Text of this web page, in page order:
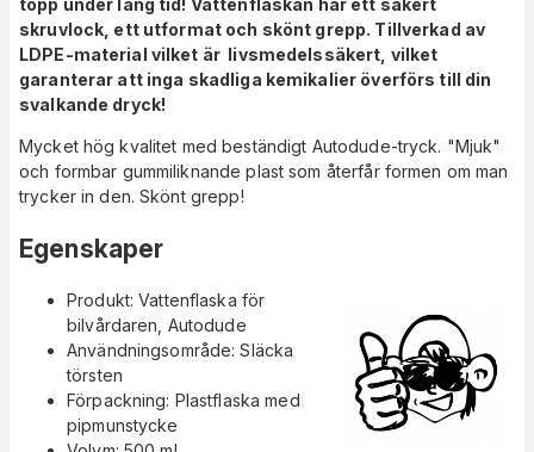
topp under lång tid! Vattenflaskan har ett säkert
skruvlock, ett utformat och skönt grepp. Tillverkad av
LDPE-material vilket är livsmedelssäkert, vilket
garanterar att inga skadliga kemikalier överförs till din
svalkande dryck!
Mycket hög kvalitet med beständigt Autodude-tryck. "Mjuk"
och formbar gummiliknande plast som återfår formen om man
trycker in den. Skönt grepp!
Egenskaper
Produkt: Vattenflaska för
bilvårdaren, Autodude
Användningsområde: Släcka
törsten
Förpackning: Plastflaska med
pipmunstycke